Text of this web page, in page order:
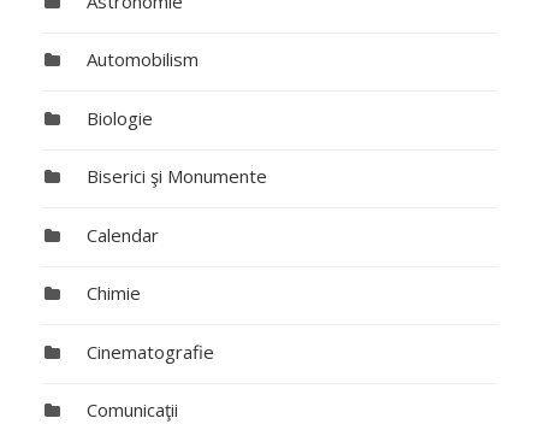
Automobilism
Biologie
Biserici şi Monumente
Calendar
Chimie
Cinematografie
Comunicaţii